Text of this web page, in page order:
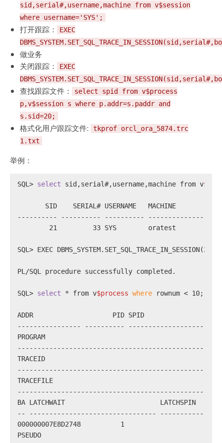
sid,serial#,username,machine from v$session
where username='SYS';
打开跟踪：
EXEC
做业务
关闭跟踪：
EXEC
查找跟踪文件：
select spid from v$process
p,v$session s where p.addr=s.paddr and
s.sid=20;
格式化用户跟踪文件:
tkprof orcl_ora_5874.trc
1.txt
举例：
SQL> select sid,serial#,username,machine from v
       SID    SERIAL# USERNAME	 MACHINE
---------- ---------- ----------
	21	   33 SYS	 oratest
SQL> EXEC
PL/SQL procedure successfully completed.
SQL> select * from v$process where rownum < 10;
---------------- ----------
PROGRAM
TRACEID
TRACEFILE
-- --------------------------------
PSEUDO